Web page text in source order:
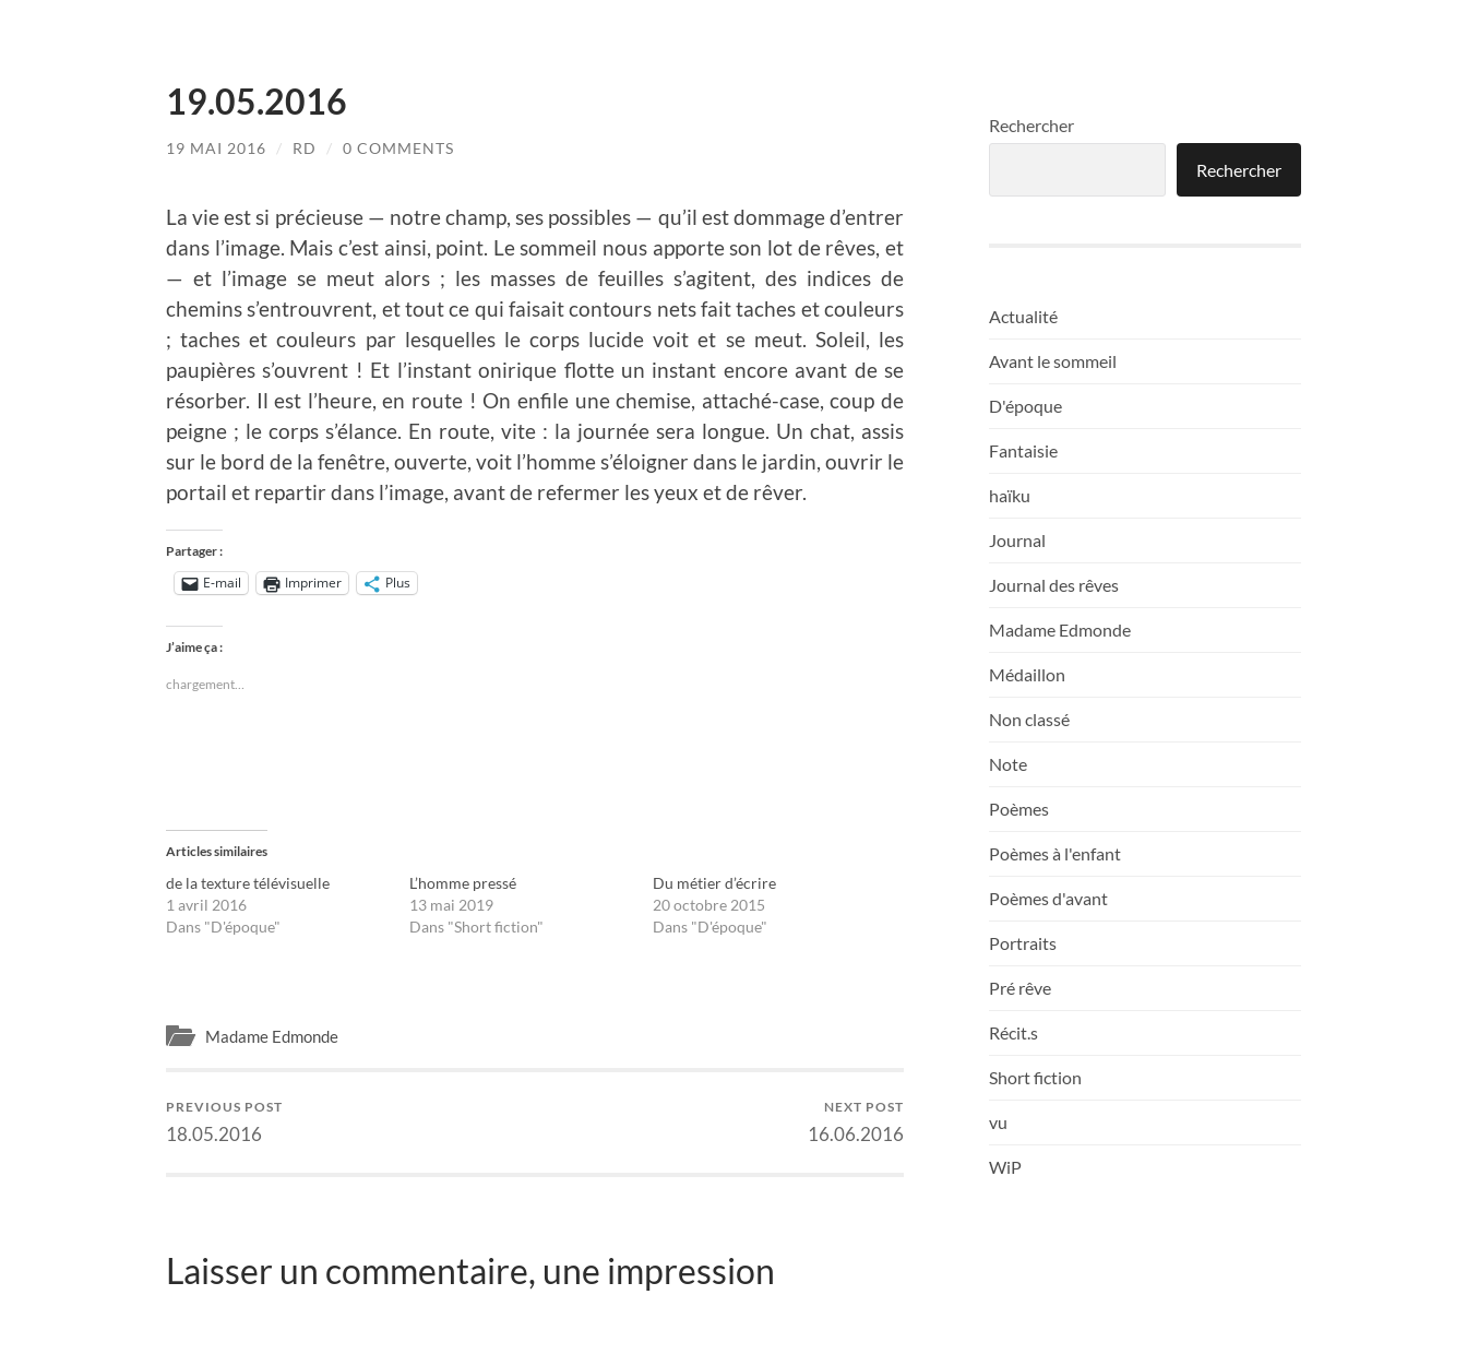
19.05.2016
19 MAI 2016 / RD / 0 COMMENTS
La vie est si précieuse — notre champ, ses possibles — qu’il est dommage d’entrer
dans l’image. Mais c’est ainsi, point. Le sommeil nous apporte son lot de rêves, et
— et l’image se meut alors ; les masses de feuilles s’agitent, des indices de
chemins s’entrouvrent, et tout ce qui faisait contours nets fait taches et couleurs
; taches et couleurs par lesquelles le corps lucide voit et se meut. Soleil, les
paupières s’ouvrent ! Et l’instant onirique flotte un instant encore avant de se
résorber. Il est l’heure, en route ! On enfile une chemise, attaché-case, coup de
peigne ; le corps s’élance. En route, vite : la journée sera longue. Un chat, assis
sur le bord de la fenêtre, ouverte, voit l’homme s’éloigner dans le jardin, ouvrir le
portail et repartir dans l’image, avant de refermer les yeux et de rêver.
Partager :
E-mail Imprimer Plus
J’aime ça :
chargement…
Articles similaires
de la texture télévisuelle
1 avril 2016
Dans "D'époque"
L’homme pressé
13 mai 2019
Dans "Short fiction"
Du métier d’écrire
20 octobre 2015
Dans "D'époque"
Madame Edmonde
PREVIOUS POST
18.05.2016
NEXT POST
16.06.2016
Laisser un commentaire, une impression
Rechercher
Rechercher
Actualité
Avant le sommeil
D'époque
Fantaisie
haïku
Journal
Journal des rêves
Madame Edmonde
Médaillon
Non classé
Note
Poèmes
Poèmes à l'enfant
Poèmes d'avant
Portraits
Pré rêve
Récit.s
Short fiction
vu
WiP